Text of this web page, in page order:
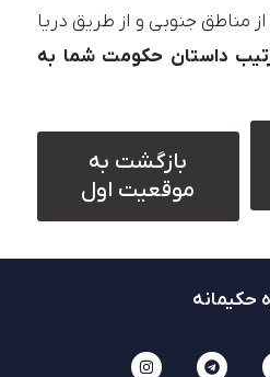
مناطق جنوبی و از طریق دریا
داستان حکومت شما به
بازگشت به
موقعیت اول
حکیمانه